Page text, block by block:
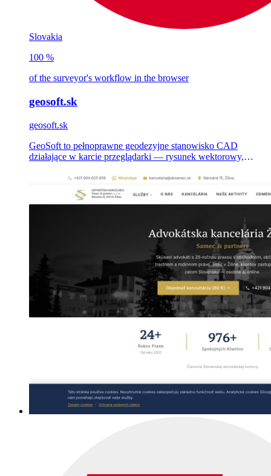
Slovakia
100 %
of the surveyor's workflow in the browser
geosoft.sk
geosoft.sk
GeoSoft to pełnoprawne geodezyjne stanowisko CAD
działające w karcie przeglądarki — rysunek wektorowy,
DXF/SHP/VGI — zbudowane jako SaaS w modelu multi-
tenant dla słowackich i czeskich geodetów.